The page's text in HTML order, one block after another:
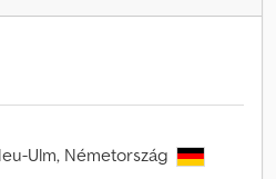
Ulm, Németország